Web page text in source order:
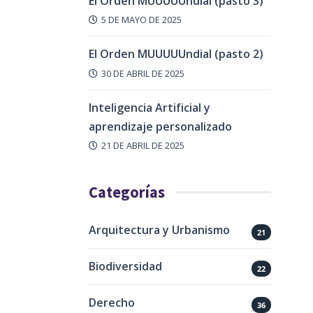
5 DE MAYO DE 2025
El Orden MUUUUUndial (pasto 2)
30 DE ABRIL DE 2025
Inteligencia Artificial y
aprendizaje personalizado
21 DE ABRIL DE 2025
Categorías
Arquitectura y Urbanismo 21
Biodiversidad 22
Derecho 36